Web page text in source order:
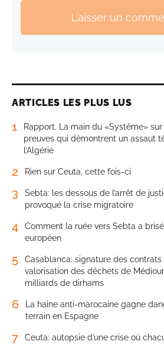
Laisser un
ARTICLES LES PLUS LUS
1
Rapport. La main du «Système»
preuves qui démontrent un assaut
l’Algérie
2 Rien sur Ceuta, cette fois-ci
3
Sebta: les dessous de l’arrêt de
provoqué la crise migratoire
4
Comment la ruée vers Sebta a
européen
5
Casablanca: signature des
valorisation des déchets de
milliards de dirhams
6
La haine anti-marocaine gagne
terrain en Espagne
7 Ceuta: autopsie d’une crise où